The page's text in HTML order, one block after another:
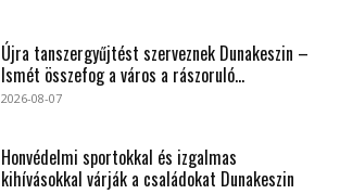
Újra tanszergyűjtést szerveznek Dunakeszin –
Ismét összefog a város a rászoruló...
2026-08-07
Honvédelmi sportokkal és izgalmas
kihívásokkal várják a családokat Dunakeszin